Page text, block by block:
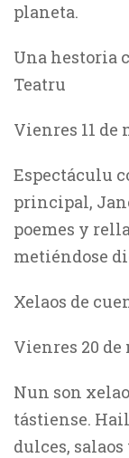
planeta.
Una hestoria
Teatru
Vienres 11 de
Espectáculu
principal,
poemes y
metiéndose
Xelaos de
Vienres 20 de
Nun son
tástiense.
dulces,